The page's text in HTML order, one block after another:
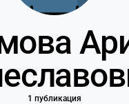
1 публикация